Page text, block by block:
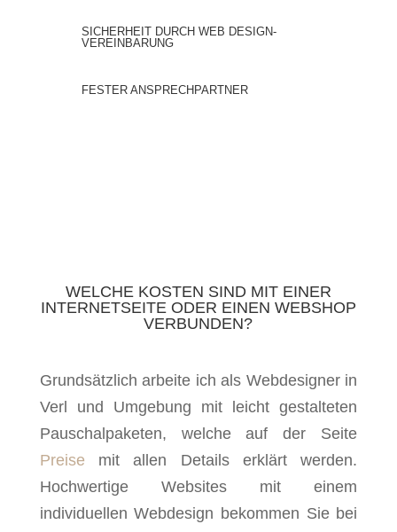
SICHERHEIT DURCH WEB DESIGN-
VEREINBARUNG
FESTER ANSPRECHPARTNER
WELCHE KOSTEN SIND MIT EINER
INTERNETSEITE ODER EINEN WEBSHOP
VERBUNDEN?
Grundsätzlich arbeite ich als Webdesigner in
Verl und Umgebung mit leicht gestalteten
Pauschalpaketen, welche auf der Seite
Preise mit allen Details erklärt werden.
Hochwertige Websites mit einem
individuellen Webdesign bekommen Sie bei